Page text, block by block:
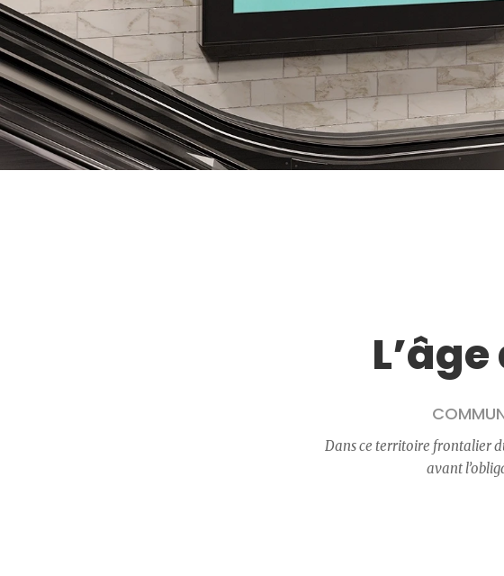
Dans ce territoire frontalier
avant